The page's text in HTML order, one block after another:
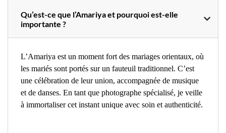
Qu’est-ce que l’Amariya et pourquoi est-elle
importante ?
L’Amariya est un moment fort des mariages orientaux, où
les mariés sont portés sur un fauteuil traditionnel. C’est
une célébration de leur union, accompagnée de musique
et de danses. En tant que photographe spécialisé, je veille
à immortaliser cet instant unique avec soin et authenticité.